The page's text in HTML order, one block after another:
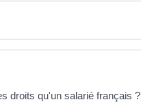
droits qu'un salarié français ?